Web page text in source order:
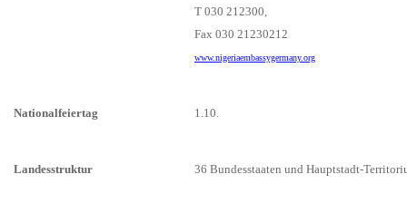
T 030 212300,
Fax 030 21230212
www.nigeriaembassygermany.org
Nationalfeiertag 1.10.
Landesstruktur 36 Bundesstaaten und Hauptstadt-